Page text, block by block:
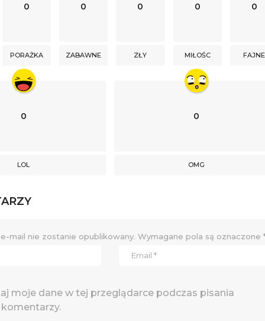
0
PORAŻKA
0
ZABAWNE
0
ZŁY
0
MIŁOŚC
0
FAJNE
0
LOL
0
OMG
mail nie zostanie opublikowany. Wymagane pola są oznaczone
moje dane w tej przeglądarce podczas pisania